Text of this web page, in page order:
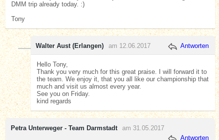
DMM trip already today. :)
Tony
Walter Aust (Erlangen) am 12.06.2017 Antworten
Hello Tony,
Thank you very much for this great praise. I will forward it to
the team. We enjoy it, that you all like our championship that
much and visit us almost every year.
See you on Friday.
kind regards
Petra Unterweger - Team Darmstadt
am 31.05.2017
Antworten